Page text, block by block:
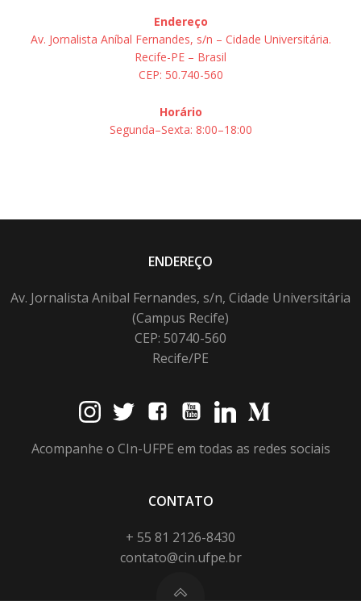
Endereço
Av. Jornalista Aníbal Fernandes, s/n – Cidade Universitária.
Recife-PE – Brasil
CEP: 50.740-560
Horário
Segunda–Sexta: 8:00–18:00
ENDEREÇO
Av. Jornalista Anibal Fernandes, s/n, Cidade Universitária
(Campus Recife)
CEP: 50740-560
Recife/PE
Acompanhe o CIn-UFPE em todas as redes sociais
CONTATO
+ 55 81 2126-8430
contato@cin.ufpe.br